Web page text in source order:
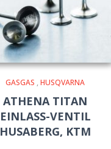
GASGAS , HUSQVARNA
ATHENA TITAN
EINLASS-VENTIL
HUSABERG, KTM